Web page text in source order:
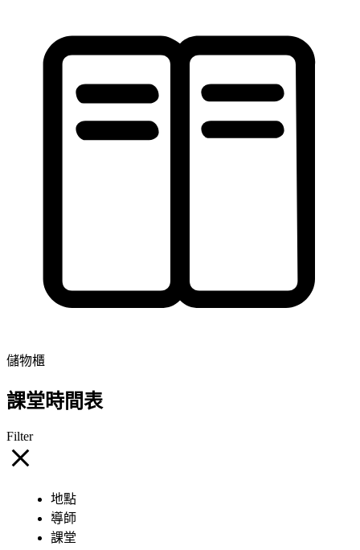
儲物櫃
課堂時間表
Filter
地點
導師
課堂